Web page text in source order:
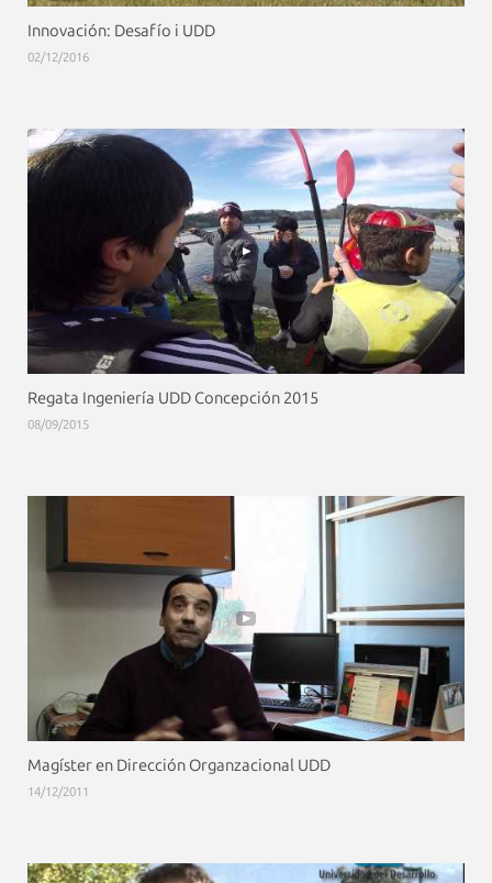
Innovación: Desafío i UDD
02/12/2016
Regata Ingeniería UDD Concepción 2015
08/09/2015
Magíster en Dirección Organzacional UDD
14/12/2011